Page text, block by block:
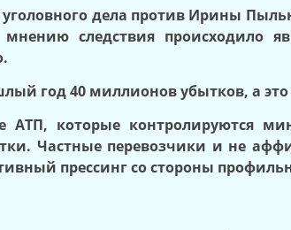
дела против Ирины
мнению следствия происходило
год 40 миллионов убытков, а
которые контролируются
Частные перевозчики и не
прессинг со стороны